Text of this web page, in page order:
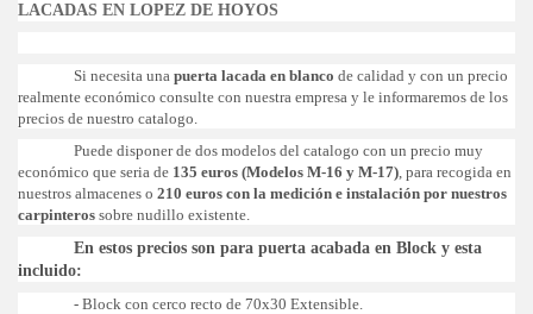
LACADAS EN LOPEZ DE HOYOS
Si necesita unapuerta lacada en blanco de calidad y con un precio
realmente económico consulte con nuestra empresa y le informaremos de los
precios de nuestro catalogo.
Puede disponer de dos modelos del catalogo con un precio muy
económico que seria de 135 euros (Modelos M-16 y M-17), para recogida en
nuestros almacenes o 210 euros con la medición e instalación por nuestros
carpinteros sobre nudillo existente.
En estos precios son para puerta acabada en Block y esta
incluido:
- Block con cerco recto de 70x30 Extensible.